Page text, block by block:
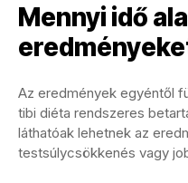
Mennyi idő
Az eredmények egyéntől
tibi diéta rendszeres
láthatóak lehetnek az
testsúlycsökkenés vagy